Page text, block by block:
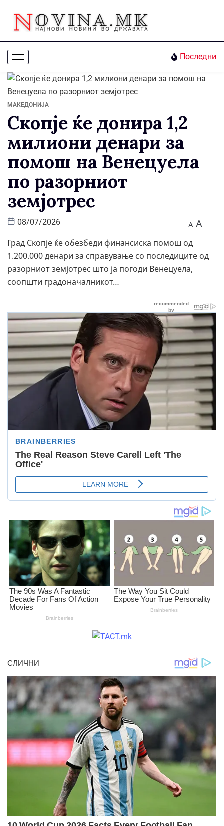
Последни
МАКЕДОНИЈА
Скопје ќе донира 1,2
милиони денари за
помош на Венецуела
по разорниот
земјотрес
08/07/2026 A A
Град Скопје ќе обезбеди финансиска помош од
1.200.000 денари за справување со последиците од
разорниот земјотрес што ја погоди Венецуела,
соопшти градоначалникот…